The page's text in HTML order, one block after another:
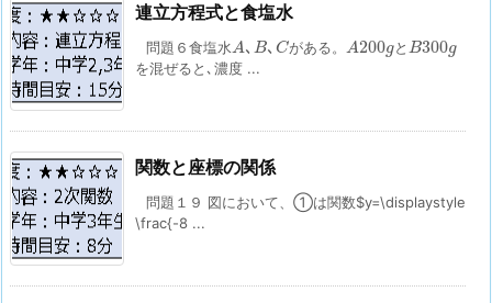
連立方程式と食塩水
問題６食塩水A､ B､ C
A B､ Cがある。 A200g
A200 g
と B300g
B300g
を混ぜると､濃度 ...
関数と座標の関係
問題１９ 図において、➀は関数$y=\displaystyle
\frac{-8 ...